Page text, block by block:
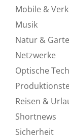
Mobile &
Musik
Natur &
Netzwerke
Optische
Reisen &
Shortnews
Sicherheit